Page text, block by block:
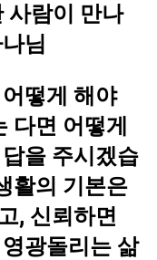
사람이 만나
님
떻게 해야
다면 어떻게
을 주시겠습
활의 기본은
, 신뢰하면
광돌리는 삶